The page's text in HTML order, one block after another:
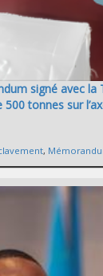
signé avec la
tonnes sur
,